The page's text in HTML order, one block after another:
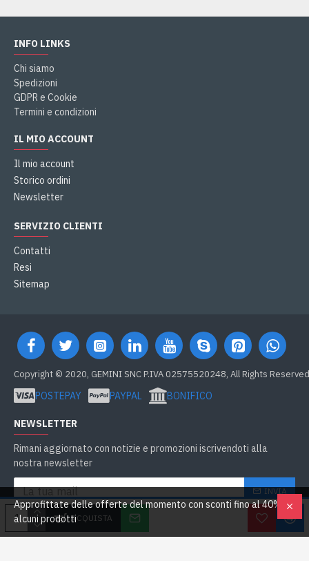
ACQUISTA
INFO LINKS
Chi siamo
Spedizioni
GDPR e Cookie
Termini e condizioni
IL MIO ACCOUNT
Il mio account
Storico ordini
Newsletter
SERVIZIO CLIENTI
Contatti
Resi
Sitemap
Copyright © 2020, GEMINI SNC P.IVA 02575520248, All Rights Reserved
POSTEPAY PAYPAL BONIFICO
NEWSLETTER
Rimani aggiornato con notizie e promozioni iscrivendoti alla
nostra newsletter
INVIA
Ho letto e accetto GDPR e Cookie
Approfittate delle offerte del momento con sconti fino al 40% su
alcuni prodotti